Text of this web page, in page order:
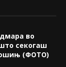
во
секогаш
(ФОТО)